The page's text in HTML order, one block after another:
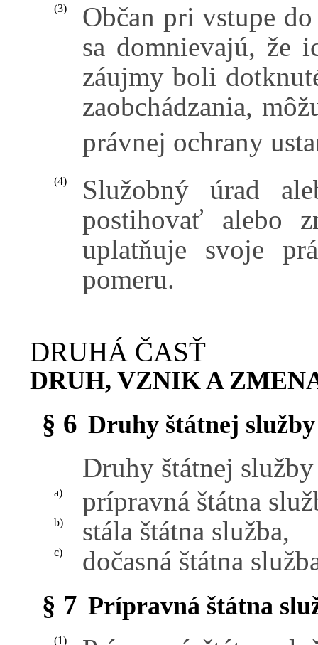
(3)
Občan pri vstupe
sa domnievajú, že
záujmy boli
zaobchádzania,
právnej ochrany
(4)
Služobný úrad
postihovať alebo
uplatňuje svoje
pomeru.
DRUHÁ ČASŤ
DRUH, VZNIK A
§ 6 Druhy štátnej služby
Druhy štátnej
a) prípravná štátna
b) stála štátna služba,
c)
dočasná štátna
§ 7 Prípravná štátna
(1)